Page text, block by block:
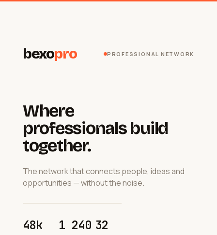
bexopro PROFESSIONAL NETWORK
Where
professionals build
together.
The network that connects people, ideas and
opportunities — without the noise.
48k 1 240 32